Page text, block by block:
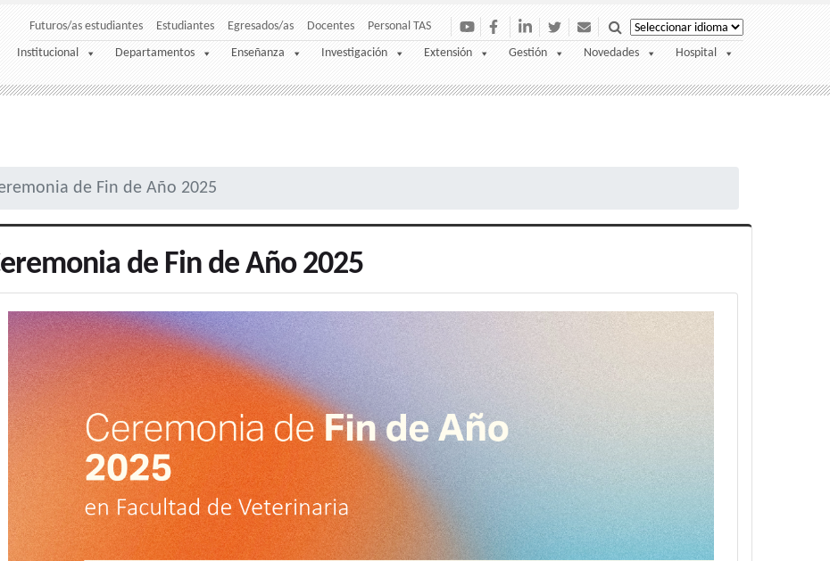
Futuros/as estudiantes Estudiantes Egresados/as Docentes Personal TAS
Institucional Departamentos Enseñanza Investigación Extensión Gestión Novedades Hospital
de Fin de Año 2025
de Fin de Año 2025